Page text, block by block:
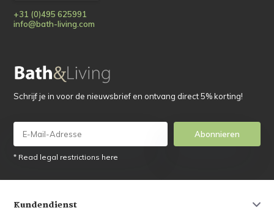
+31 (0)495 625991
info@bath-living.com
Schrijf je in voor de nieuwsbrief en ontvang direct 5% korting!
Abonnieren
* Read legal restrictions here
Kundendienst